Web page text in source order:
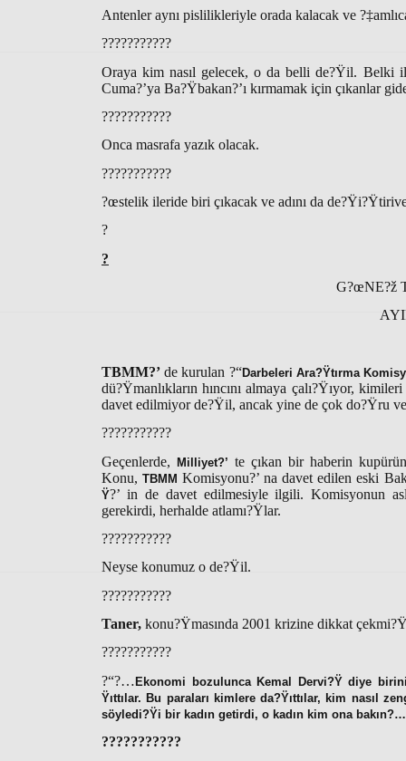
Antenler aynı pislilikleriyle orada kalacak ve
???????????
Oraya kim nasıl gelecek, o da belli de?Ÿil. Belki
Cuma?’ya Ba?Ÿbakan?’ı kırmamak için çıkanlar
???????????
Onca masrafa yazık olacak.
???????????
?œstelik ileride biri çıkacak ve adını da
?
?
G?œNE?ž
TBMM?’ de kurulan ?“Darbeleri Ara?Ÿtırma
dü?Ÿmanlıkların hıncını almaya çalı?Ÿıyor,
davet edilmiyor de?Ÿil, ancak yine de çok do?Ÿru
???????????
Geçenlerde,Milliyet?’ te çıkan bir haberin
Konu,TBMM Komisyonu?’ na davet edilen eski
Ÿ?’ in de davet edilmesiyle ilgili. Komisyonun
gerekirdi, herhalde atlamı?Ÿlar.
???????????
Neyse konumuz o de?Ÿil.
???????????
Taner, konu?Ÿmasında 2001 krizine dikkat
???????????
?“?…Ekonomi bozulunca Kemal Dervi?Ÿ diye
Ÿıttılar. Bu paraları kimlere da?Ÿıttılar, kim nasıl
söyledi?Ÿi bir kadın getirdi, o kadın kim ona
???????????